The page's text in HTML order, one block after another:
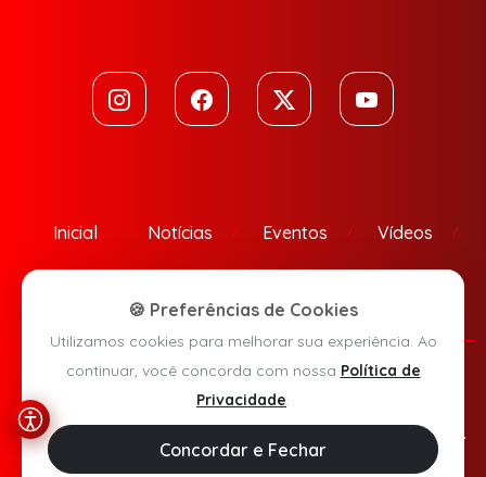
Inicial Notícias Eventos Vídeos
Política de Privacidade
Agora Sudoeste © 2026 - Todos os direitos reservados.
🍪 Preferências de Cookies
Utilizamos cookies para melhorar sua experiência. Ao
continuar, você concorda com nossa Política de
Privacidade.
Concordar e Fechar